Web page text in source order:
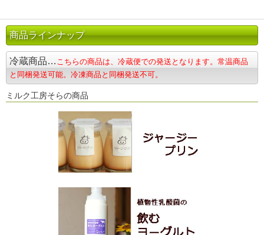
商品ラインナップ
冷蔵商品… こちらの商品は、冷蔵便での発送となります。常温商品
と同梱発送可能。冷凍商品と同梱発送不可。
ミルク工房そらの商品